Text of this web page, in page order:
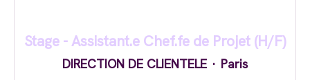
Stage - Assistant.e Chef.fe de Projet (H/F)
DIRECTION DE CLIENTELE · Paris